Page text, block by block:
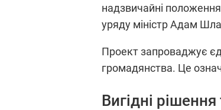
надзвичайні
уряду міністр Адам
Проект запроваджує
громадянства. Це
Вигідні